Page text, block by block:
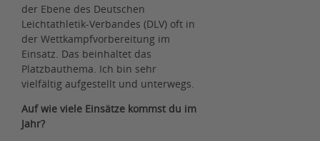
der Ebene des Deutschen
Leichtathletik-Verbandes (DLV) oft in
der Wettkampfvorbereitung im
Einsatz. Das beinhaltet das
Platzbauthema. Ich bin sehr
vielfältig aufgestellt und unterwegs.
Auf wie viele Einsätze kommst du im
Jahr?